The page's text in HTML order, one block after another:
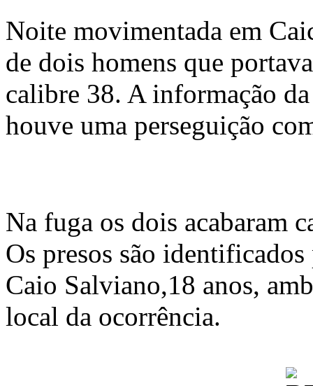
Noite movimentada em
de dois homens que
calibre 38. A informação
houve uma perseguição
Na fuga os dois acabaram
Os presos são
Caio Salviano,18 anos,
local da ocorrência.